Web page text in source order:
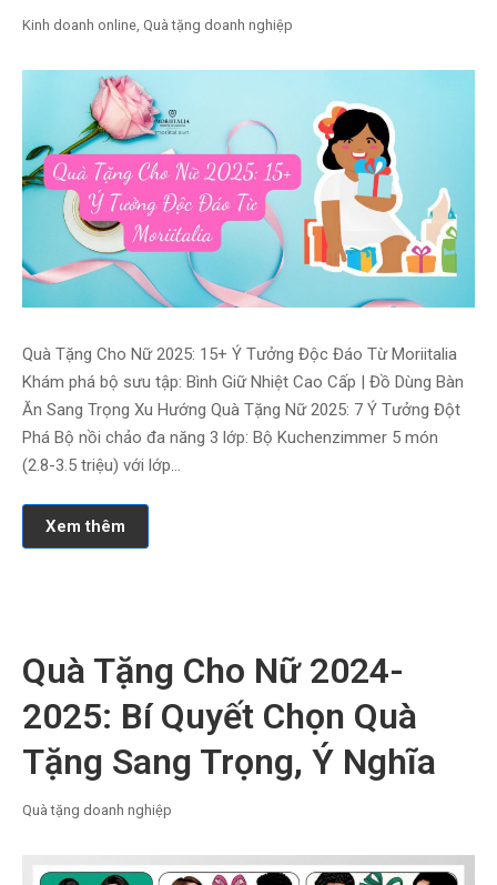
Kinh doanh online, Quà tặng doanh nghiệp
Quà Tặng Cho Nữ 2025: 15+ Ý Tưởng Độc Đáo Từ Moriitalia
Khám phá bộ sưu tập: Bình Giữ Nhiệt Cao Cấp | Đồ Dùng Bàn
Ăn Sang Trọng Xu Hướng Quà Tặng Nữ 2025: 7 Ý Tưởng Đột
Phá Bộ nồi chảo đa năng 3 lớp: Bộ Kuchenzimmer 5 món
(2.8-3.5 triệu) với lớp…
Xem thêm
Quà Tặng Cho Nữ 2024-
2025: Bí Quyết Chọn Quà
Tặng Sang Trọng, Ý Nghĩa
Quà tặng doanh nghiệp